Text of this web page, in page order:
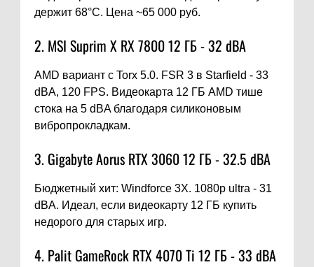
держит 68°C. Цена ~65 000 руб.
2. MSI Suprim X RX 7800 12 ГБ - 32 dBA
AMD вариант с Torx 5.0. FSR 3 в Starfield - 33
dBA, 120 FPS. Видеокарта 12 ГБ AMD тише
стока на 5 dBA благодаря силиконовым
вибропрокладкам.
3. Gigabyte Aorus RTX 3060 12 ГБ - 32.5 dBA
Бюджетный хит: Windforce 3X. 1080p ultra - 31
dBA. Идеал, если видеокарту 12 ГБ купить
недорого для старых игр.
4. Palit GameRock RTX 4070 Ti 12 ГБ - 33 dBA